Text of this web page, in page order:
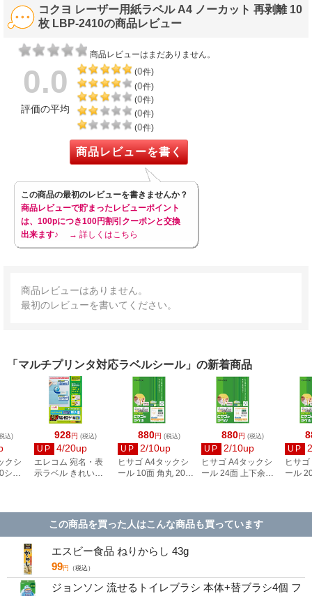
コクヨ レーザー用紙ラベル A4 ノーカット 再剥離 10
枚 LBP-2410の商品レビュー
商品レビューはまだありません。
0.0
評価の平均
(0件)
(0件)
(0件)
(0件)
(0件)
商品レビューを書く
この商品の最初のレビューを書きませんか？
商品レビューで貯まったレビューポイント
は、100pにつき100円割引クーポンと交換
出来ます♪
→ 詳しくはこちら
商品レビューはありません。
最初のレビューを書いてください。
「マルチプリンタ対応ラベルシール」の新着商品
928円 (税込)
UP 4/20up
エレコム 宛名・表
示ラベル きれい貼
880円 (税込)
UP 2/10up
ヒサゴ A4タックシ
ール 10面 角丸 20シ
880円 (税込)
UP 2/10up
ヒサゴ A4タックシ
ール 24面 上下余白
UP
ヒサ
ール
込)
クシ
シー
この商品を買った人はこんな商品も買っています
エスビー食品 ねりからし 43g
99円 （税込）
ジョンソン 流せるトイレブラシ 本体+替ブラシ4個 フ